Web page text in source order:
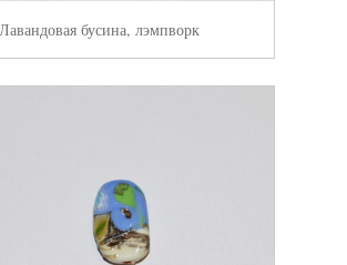
Лавандовая бусина, лэмпворк